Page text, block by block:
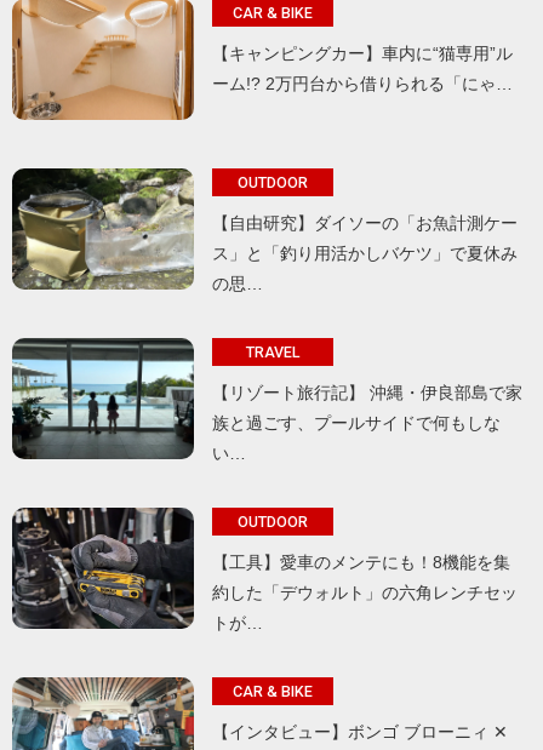
CAR & BIKE
【キャンピングカー】車内に“猫専用”ル
ーム!? 2万円台から借りられる「にゃ…
OUTDOOR
【自由研究】ダイソーの「お魚計測ケー
ス」と「釣り用活かしバケツ」で夏休み
の思…
TRAVEL
【リゾート旅行記】 沖縄・伊良部島で家
族と過ごす、プールサイドで何もしな
い…
OUTDOOR
【工具】愛車のメンテにも！8機能を集
約した「デウォルト」の六角レンチセッ
トが…
CAR & BIKE
【インタビュー】ボンゴ ブローニィ ✕